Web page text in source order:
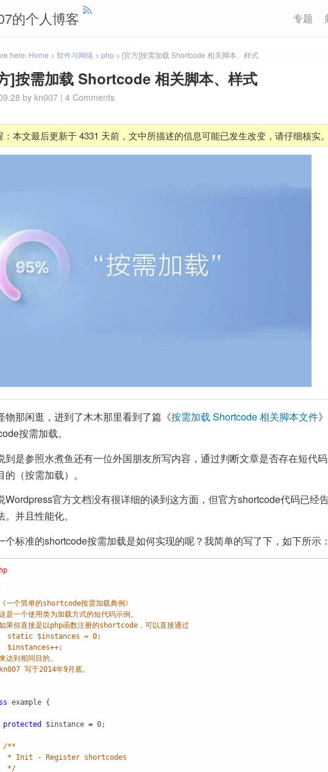
的个人博客 专题
here: Home > 软件与网络 > php > [官方]按需加载 Shortcode 相关脚本、样式
]按需加载 Shortcode 相关脚本、样式
by kn007 | 4 Comments
：本文最后更新于 4331 天前，文中所描述的信息可能已发生改变，请仔细核实。
物那闲逛，进到了木木那里看到了篇《按需加载 Shortcode 相关脚本文件
按需加载。
到是参照水煮鱼还有一位外国朋友所写内容，通过判断文章是否存在短代
的（按需加载）。
Wordpress官方文档没有很详细的谈到这方面，但官方shortcode代码已经
。并且性能化。
个标准的shortcode按需加载是如何实现的呢？我简单的写了下，如下所示：
一个简单的shortcode按需加载典例》
是一个使用类为加载方式的短代码示例。
果你直接是以php函数注册的shortcode，可以直接通过
static $instances = 0;
$instances++;
达到相同目的。
写于2014年9月底。
example {
protected $instance = 0;
/**
* Init - Register shortcodes
*/